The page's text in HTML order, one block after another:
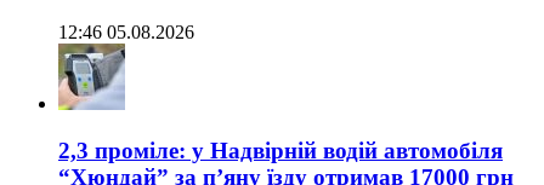
12:46 05.08.2026
2,3 проміле: у Надвірній водій автомобіля
“Хюндай” за п’яну їзду отримав 17000 грн